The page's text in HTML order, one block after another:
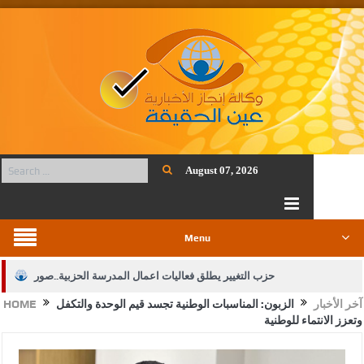
August 07, 2026
Menu
حزب التغيير يطلق فعاليات اعمال المدرسة الحزبية..صور
الجيش يفتح باب التجنيد لحملة البكالوريوس في الحقوق والقانونHOME آخر الأخبار
الزبون: المناسبات الوطنية تجسد قيم الوحدة والتكفل
وتعزز الانتماء للوطنية